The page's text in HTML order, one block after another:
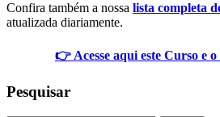
Confira também a nossa lista completa
atualizada diariamente.
👉 Acesse aqui este Curso e
Pesquisar